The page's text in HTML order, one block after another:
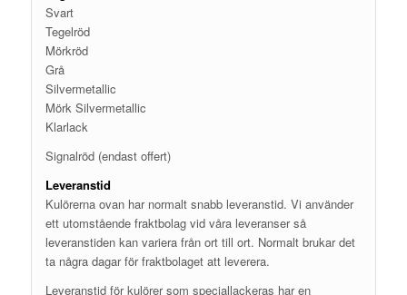
Svart
Tegelröd
Mörkröd
Grå
Silvermetallic
Mörk Silvermetallic
Klarlack
Signalröd (endast offert)
Leveranstid
Kulörerna ovan har normalt snabb leveranstid. Vi använder
ett utomstående fraktbolag vid våra leveranser så
leveranstiden kan variera från ort till ort. Normalt brukar det
ta några dagar för fraktbolaget att leverera.
Leveranstid för kulörer som speciallackeras har en